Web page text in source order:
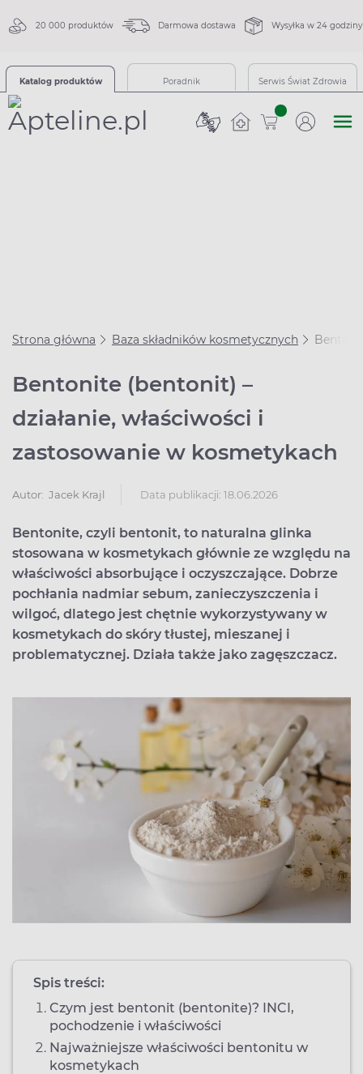
20 000 produktów Darmowa dostawa Wysyłka w 24 godziny
Katalog produktów Poradnik Serwis Świat Zdrowia
sztuk
Strona główna Baza składników kosmetycznych
Bentonite (bentonit) –
działanie, właściwości i
zastosowanie w kosmetykach
Autor: Jacek Krajl Data publikacji: 18.06.2026
Bentonite, czyli bentonit, to naturalna glinka
stosowana w kosmetykach głównie ze względu na
właściwości absorbujące i oczyszczające. Dobrze
pochłania nadmiar sebum, zanieczyszczenia i
wilgoć, dlatego jest chętnie wykorzystywany w
kosmetykach do skóry tłustej, mieszanej i
problematycznej. Działa także jako zagęszczacz.
Spis treści:
Czym jest bentonit (bentonite)? INCI,
pochodzenie i właściwości
Najważniejsze właściwości bentonitu w
kosmetykach